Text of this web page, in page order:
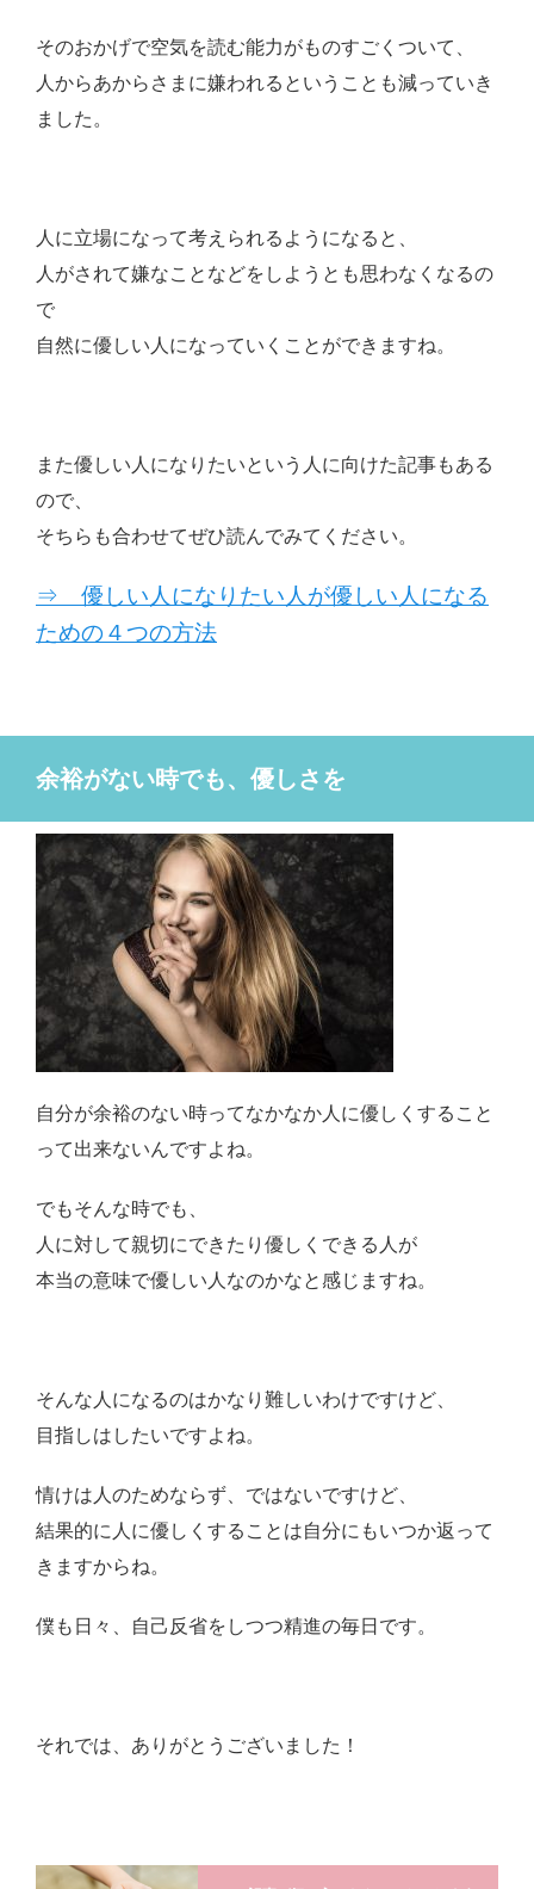
そのおかげで空気を読む能力がものすごくついて、
人からあからさまに嫌われるということも減っていき
ました。
人に立場になって考えられるようになると、
人がされて嫌なことなどをしようとも思わなくなるの
で
自然に優しい人になっていくことができますね。
また優しい人になりたいという人に向けた記事もある
ので、
そちらも合わせてぜひ読んでみてください。
⇒ 優しい人になりたい人が優しい人になる
ための４つの方法
余裕がない時でも、優しさを
自分が余裕のない時ってなかなか人に優しくすること
って出来ないんですよね。
でもそんな時でも、
人に対して親切にできたり優しくできる人が
本当の意味で優しい人なのかなと感じますね。
そんな人になるのはかなり難しいわけですけど、
目指しはしたいですよね。
情けは人のためならず、ではないですけど、
結果的に人に優しくすることは自分にもいつか返って
きますからね。
僕も日々、自己反省をしつつ精進の毎日です。
それでは、ありがとうございました！